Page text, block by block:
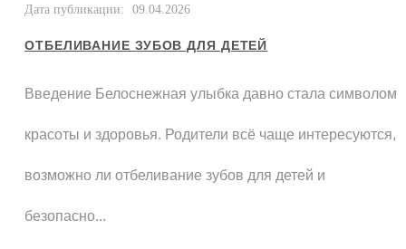
Дата публикации: 09.04.2026
ОТБЕЛИВАНИЕ ЗУБОВ ДЛЯ ДЕТЕЙ
Введение Белоснежная улыбка давно стала символом
красоты и здоровья. Родители всё чаще интересуются,
возможно ли отбеливание зубов для детей и
безопасно...